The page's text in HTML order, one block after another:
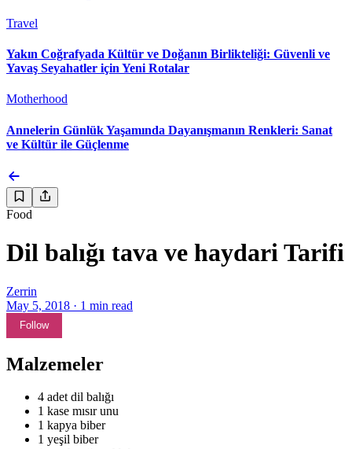
Travel
Yakın Coğrafyada Kültür ve Doğanın Birlikteliği: Güvenli ve
Yavaş Seyahatler için Yeni Rotalar
Motherhood
Annelerin Günlük Yaşamında Dayanışmanın Renkleri: Sanat
ve Kültür ile Güçlenme
Food
Dil balığı tava ve haydari Tarifi
Zerrin
May 5, 2018 · 1 min read
Follow
Malzemeler
4 adet dil balığı
1 kase mısır unu
1 kapya biber
1 yeşil biber